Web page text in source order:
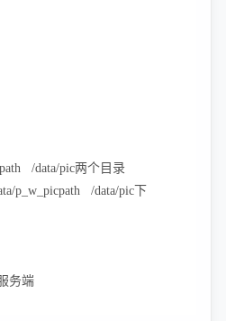
/data/pic两个目录
p_w_picpath /data/pic 下
务端